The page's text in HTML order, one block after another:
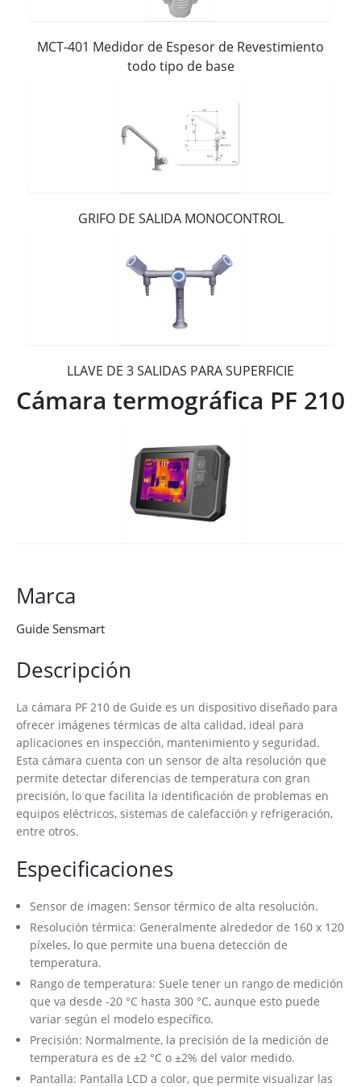
MCT-401 Medidor de Espesor de Revestimiento
todo tipo de base
GRIFO DE SALIDA MONOCONTROL
LLAVE DE 3 SALIDAS PARA SUPERFICIE
Cámara termográfica PF 210
Marca
Guide Sensmart
Descripción
La cámara PF 210 de Guide es un dispositivo diseñado para
ofrecer imágenes térmicas de alta calidad, ideal para
aplicaciones en inspección, mantenimiento y seguridad.
Esta cámara cuenta con un sensor de alta resolución que
permite detectar diferencias de temperatura con gran
precisión, lo que facilita la identificación de problemas en
equipos eléctricos, sistemas de calefacción y refrigeración,
entre otros.
Especificaciones
Sensor de imagen: Sensor térmico de alta resolución.
Resolución térmica: Generalmente alrededor de 160 x 120
píxeles, lo que permite una buena detección de
temperatura.
Rango de temperatura: Suele tener un rango de medición
que va desde -20 °C hasta 300 °C, aunque esto puede
variar según el modelo específico.
Precisión: Normalmente, la precisión de la medición de
temperatura es de ±2 °C o ±2% del valor medido.
Pantalla: Pantalla LCD a color, que permite visualizar las